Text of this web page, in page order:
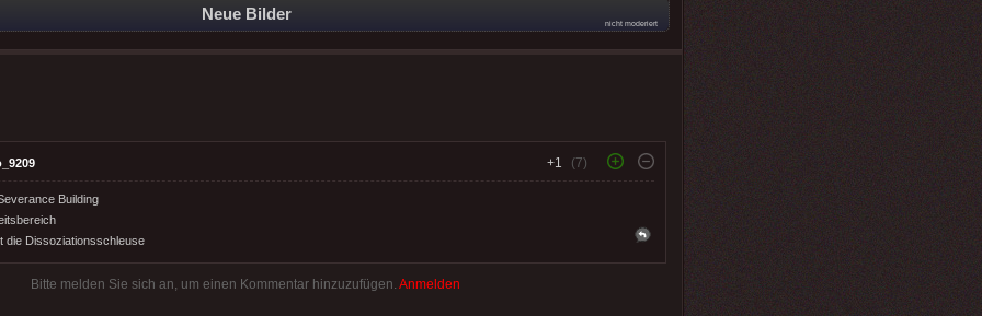
Neue Bilder
nicht moderiert
+1 (7)
Building
die Dissoziationsschleuse
Bitte melden Sie sich an, um einen Kommentar hinzuzufügen. Anmelden